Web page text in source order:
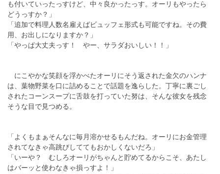
も付いていったっすけど、中々良かったっす。オーリもやったら
どうっすか？」
「追加で料理人数名雇えばビュッフェ形式も可能ですね。その費
用、お出しになりますか？」
「やっぱ大丈夫っす！ やー、サラダおいしい！！」
にこやかな笑顔を浮かべたオーリにそう返された金欠のハンナ
は、葉物野菜を口に詰めることで話題を逸らした。丁寧に裏ごし
されたコーンスープに舌鼓を打っていた努は、そんな彼女を残念
そうな目で見つめる。
「よくもまぁそんなに毎月溶かせるもんだね。オーリにお金管理
されてなきゃ高跳びしててもおかしくないだろ」
「いーや？ むしろオーリがちゃんと貯めてるからこそ、あたし
はバーッと使わなきゃ損っすよ！」